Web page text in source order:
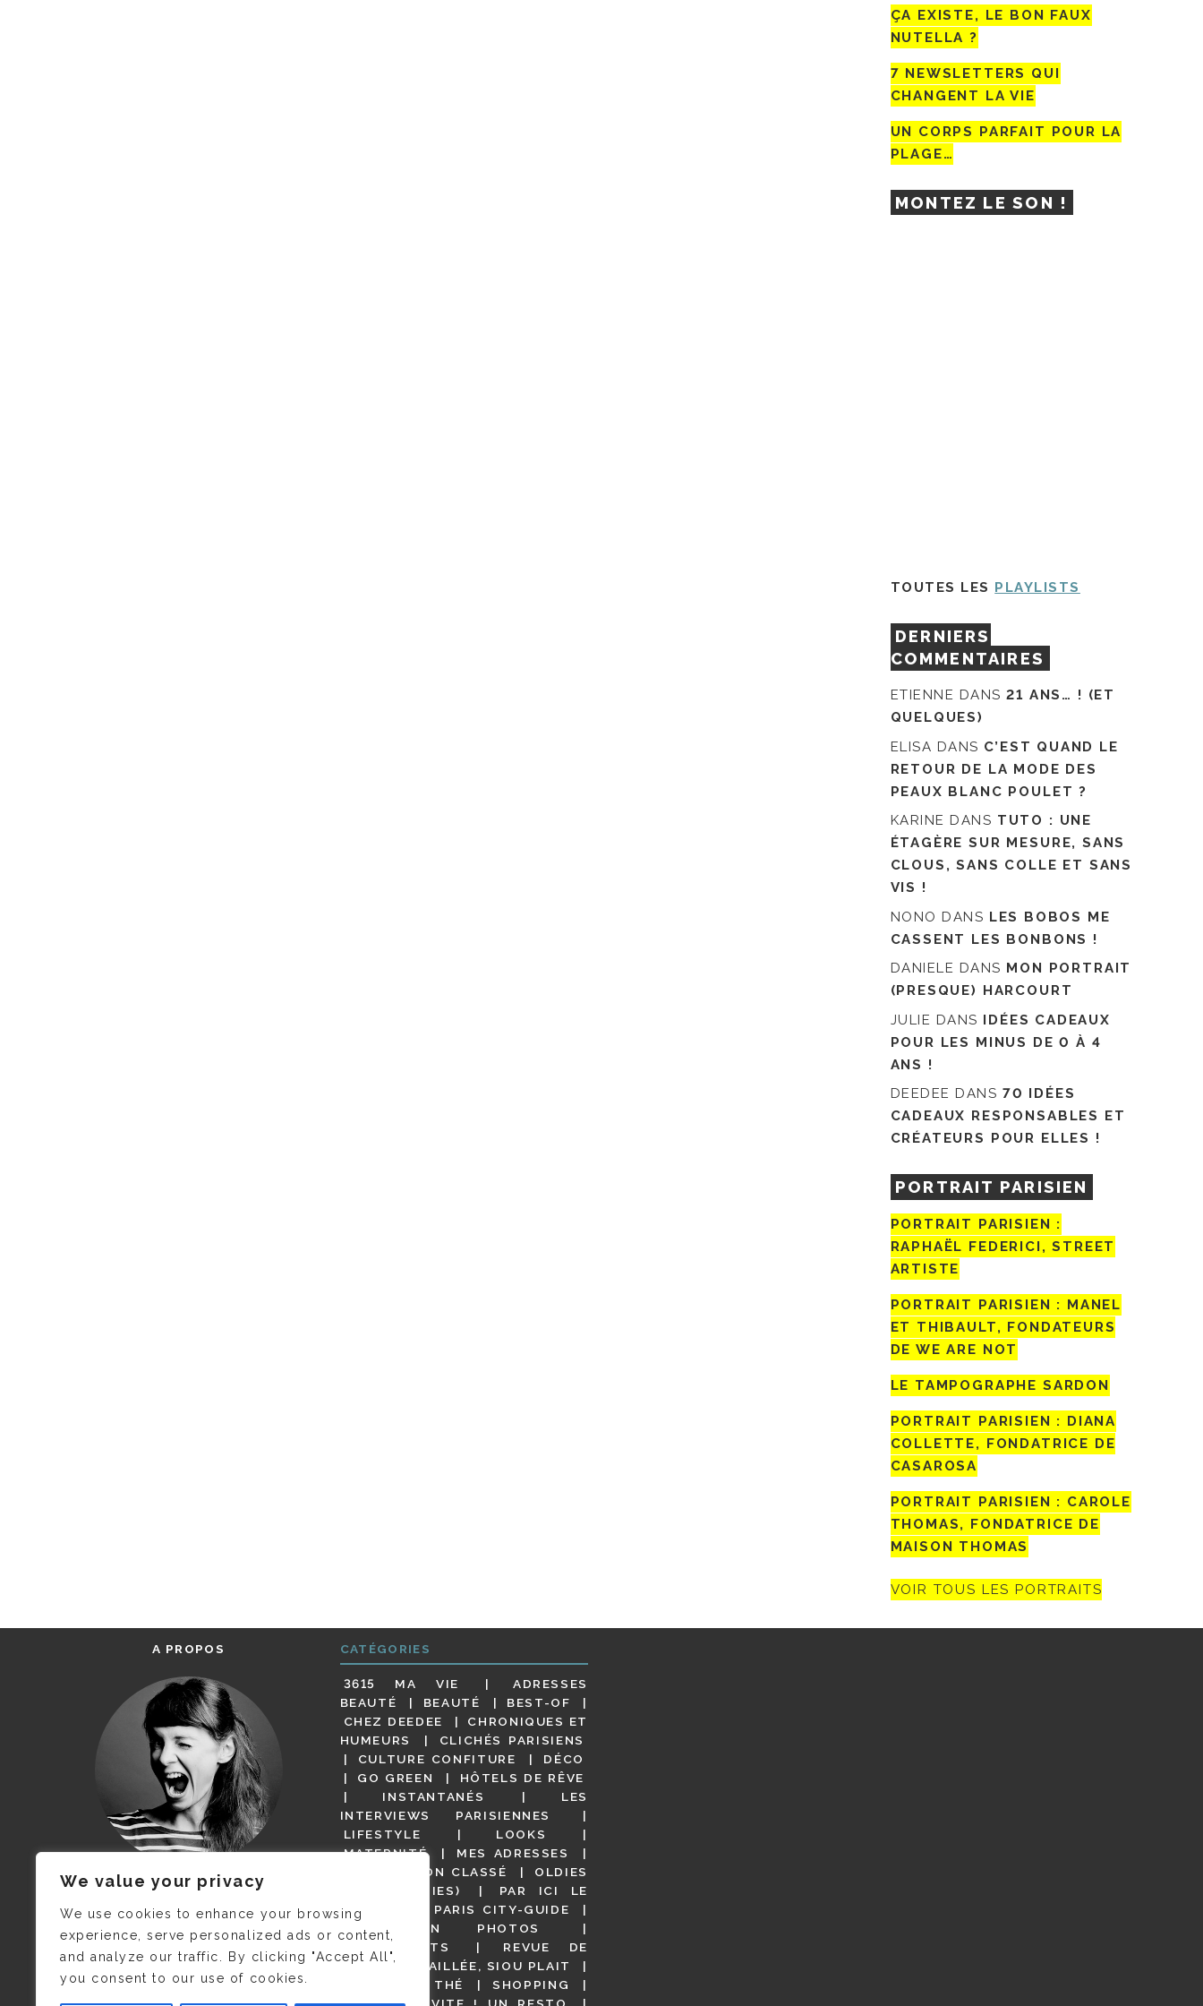
We value your privacy
We use cookies to enhance your browsing
experience, serve personalized ads or content,
and analyze our traffic. By clicking "Accept All",
you consent to our use of cookies.
ÇA EXISTE, LE BON FAUX
NUTELLA ?
7 NEWSLETTERS QUI
CHANGENT LA VIE
UN CORPS PARFAIT POUR LA
PLAGE…
MONTEZ LE SON !
TOUTES LES PLAYLISTS
DERNIERS
COMMENTAIRES
ETIENNE DANS21 ANS… ! (ET
QUELQUES)
ELISA DANS C’EST QUAND LE
RETOUR DE LA MODE DES
PEAUX BLANC POULET ?
KARINE DANS TUTO : UNE
ÉTAGÈRE SUR MESURE, SANS
CLOUS, SANS COLLE ET SANS
VIS !
NONO DANS LES BOBOS ME
CASSENT LES BONBONS !
DANIELE DANS MON PORTRAIT
(PRESQUE) HARCOURT
JULIE DANS IDÉES CADEAUX
POUR LES MINUS DE 0 À 4
ANS !
DEEDEE DANS 70 IDÉES
CADEAUX RESPONSABLES ET
CRÉATEURS POUR ELLES !
PORTRAIT PARISIEN
PORTRAIT PARISIEN :
RAPHAËL FEDERICI, STREET
ARTISTE
PORTRAIT PARISIEN : MANEL
ET THIBAULT, FONDATEURS
DE WE ARE NOT
LE TAMPOGRAPHE SARDON
PORTRAIT PARISIEN : DIANA
COLLETTE, FONDATRICE DE
CASAROSA
PORTRAIT PARISIEN : CAROLE
THOMAS, FONDATRICE DE
MAISON THOMAS
VOIR TOUS LES PORTRAITS
A PROPOS
JE M’APPELLE DELPHINE MAIS
C’EST ©CAMILLE COLLIN QUI A
PRIS CETTE PHOTO !
CATÉGORIES
3615 MA VIE
ADRESSES
BEAUTÉ
BEAUTÉ
BEST-OF
CHEZ DEEDEE
CHRONIQUES ET
HUMEURS
CLICHÉS PARISIENS
CULTURE CONFITURE
DÉCO
GO GREEN
HÔTELS DE RÊVE
INSTANTANÉS
LES
INTERVIEWS PARISIENNES
LIFESTYLE
LOOKS
MATERNITÉ
MES ADRESSES
NON CLASSÉ
OLDIES
(BUT GOODIES)
PAR ICI LE
MAGOT !
PARIS CITY-GUIDE
PARIS EN PHOTOS
RESTAURANTS
REVUE DE
PRESSE DÉTAILLÉE, SIOU PLAIT
SALONS DE THÉ
SHOPPING
VIDÉOS
VITE ! UN RESTO